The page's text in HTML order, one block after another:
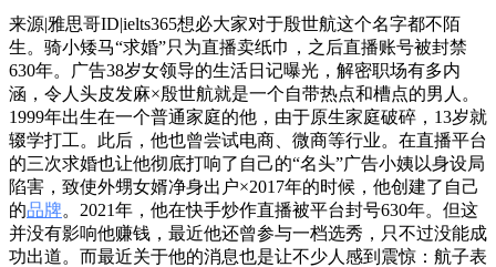
来源|雅思哥ID|ielts365想必大家对于殷世航这个名字都不陌
生。骑小矮马“求婚”只为直播卖纸巾，之后直播账号被封禁
630年。广告38岁女领导的生活日记曝光，解密职场有多内
涵，令人头皮发麻×殷世航就是一个自带热点和槽点的男人。
1999年出生在一个普通家庭的他，由于原生家庭破碎，13岁就
辍学打工。此后，他也曾尝试电商、微商等行业。在直播平台
的三次求婚也让他彻底打响了自己的“名头”广告小姨以身设局
陷害，致使外甥女婿净身出户×2017年的时候，他创建了自己
的品牌。2021年，他在快手炒作直播被平台封号630年。但这
并没有影响他赚钱，最近他还曾参与一档选秀，只不过没能成
功出道。而最近关于他的消息也是让不少人感到震惊：航子表